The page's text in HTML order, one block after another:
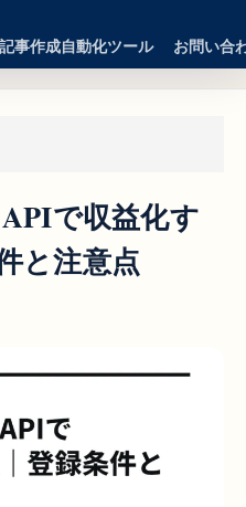
事作成自動化ツール お問い合
で収益化す
と注意点